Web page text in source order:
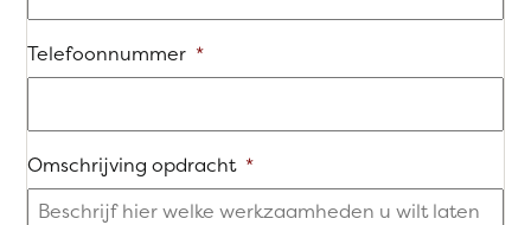
Telefoonnummer *
Omschrijving opdracht *